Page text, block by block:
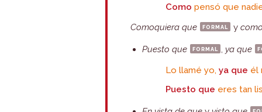
Comopensó que
Comoquiera que
formal y
Puesto que formal ,ya que
Lo llamé yo,ya que él
Puesto que eres tan